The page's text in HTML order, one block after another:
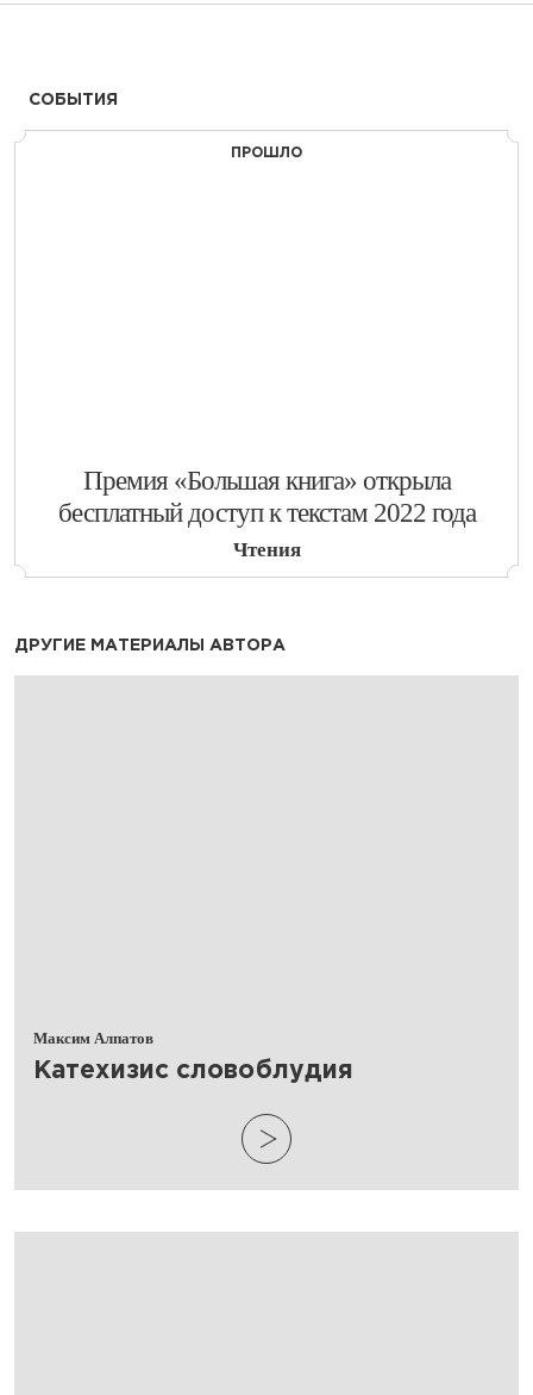
СОБЫТИЯ
ПРОШЛО
​Премия «Большая книга» открыла
бесплатный доступ к текстам 2022 года
Чтения
ДРУГИЕ МАТЕРИАЛЫ АВТОРА
Максим Алпатов
​Катехизис словоблудия